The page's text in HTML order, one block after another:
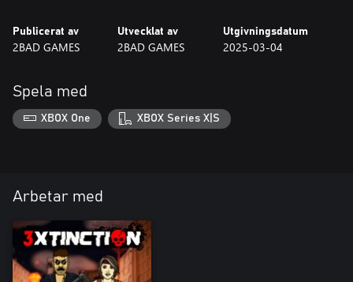
Publicerat av
2BAD GAMES
Utvecklat av
2BAD GAMES
Utgivningsdatum
2025-03-04
Spela med
XBOX One XBOX Series X|S
Arbetar med